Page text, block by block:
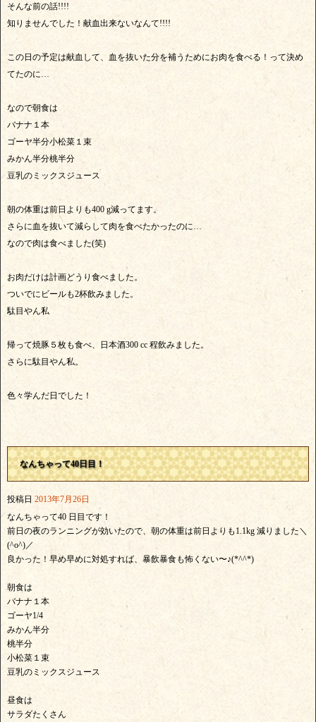
そんな前の話!!!!
知りませんでした！献血出来ないなんて!!!!
この日の予定は献血して、血を抜いた分を補うためにお肉を食べる！って決め
てたのに…
なので朝食は
バナナ１本
ゴーヤ半分小松菜１束
みかん半分桃半分
豆乳のミックスジュース
朝の体重は前日よりも400 g減ってます。
さらに血を抜いて減らして肉を食べたかったのに…
なので肉は食べました(笑)
お肉だけは計画どうり食べました。
ついでにビールも2杯飲みました。
駄目やん私
帰って焼豚５枚も食べ、日本酒300 cc 程飲みました。
さらに駄目やん私。
色々学んだ日でした！
なんちゃって40日目！
投稿日 2013年7月26日
なんちゃって40 日目です！
前日の夜のランニングが効いたので、朝の体重は前日よりも1.1kg 減りました＼
(^o^)／
良かった！早め早めに対処すれば、暴飲暴食も怖くない〜♪(*^^*)
朝食は
バナナ１本
ゴーヤ1/4
みかん半分
桃半分
小松菜１束
豆乳のミックスジュース
昼食は
サラダたくさん